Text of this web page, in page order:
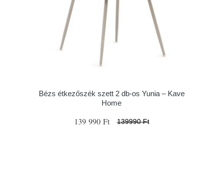
Bézs étkezőszék szett 2 db-os Yunia – Kave
Home
139 990 Ft 139990 Ft